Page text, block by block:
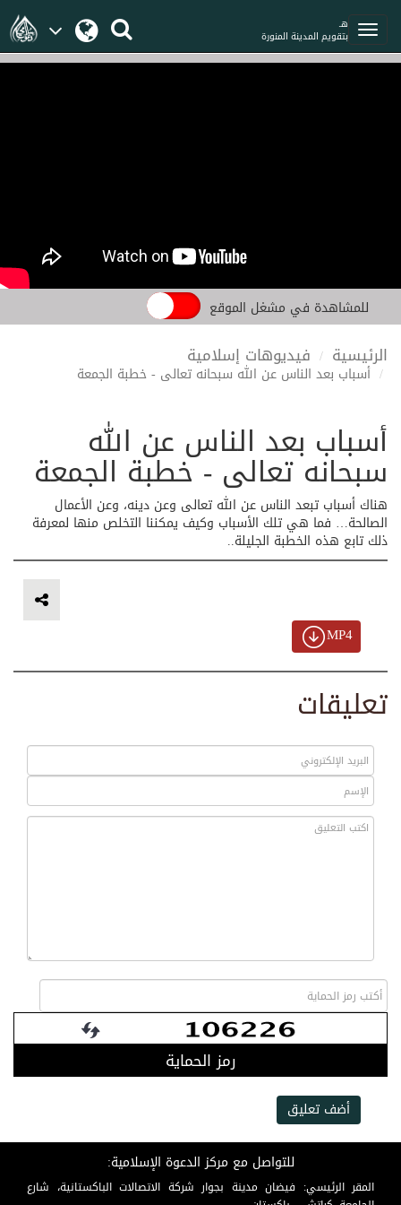
هـ
بتقويم المدينة المنورة
للمشاهدة في مشغل الموقع
الرئيسية فيديوهات إسلامية
أسباب بعد الناس عن الله سبحانه تعالى - خطبة الجمعة
أسباب بعد الناس عن الله
سبحانه تعالى - خطبة الجمعة
هناك أسباب تبعد الناس عن الله تعالى وعن دينه، وعن الأعمال
الصالحة… فما هي تلك الأسباب وكيف يمكننا التخلص منها لمعرفة
ذلك تابع هذه الخطبة الجليلة..
MP4
تعليقات
رمز الحماية
أضف تعليق
للتواصل مع مركز الدعوة الإسلامية:
المقر الرئيسي: فيضان مدينة بجوار شركة الاتصالات الباكستانية، شارع